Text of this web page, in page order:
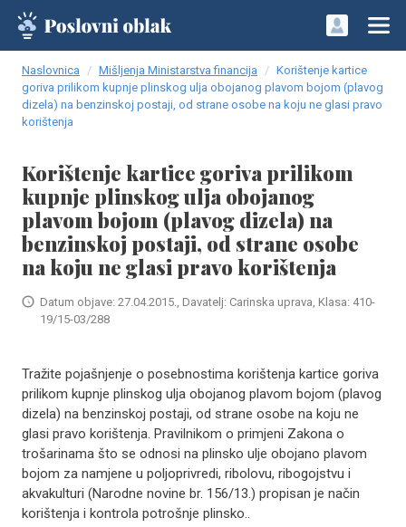
Naslovnica Mišljenja Ministarstva financija
Korištenje kartice
goriva prilikom kupnje plinskog ulja obojanog plavom bojom (plavog
dizela) na benzinskoj postaji, od strane osobe na koju ne glasi pravo
korištenja
Korištenje kartice goriva prilikom
kupnje plinskog ulja obojanog
plavom bojom (plavog dizela) na
benzinskoj postaji, od strane osobe
na koju ne glasi pravo korištenja
Datum objave: 27.04.2015., Davatelj: Carinska uprava, Klasa: 410-
19/15-03/288
Tražite pojašnjenje o posebnostima korištenja kartice goriva
prilikom kupnje plinskog ulja obojanog plavom bojom (plavog
dizela) na benzinskoj postaji, od strane osobe na koju ne
glasi pravo korištenja. Pravilnikom o primjeni Zakona o
trošarinama što se odnosi na plinsko ulje obojano plavom
bojom za namjene u poljoprivredi, ribolovu, ribogojstvu i
akvakulturi (Narodne novine br. 156/13.) propisan je način
korištenja i kontrola potrošnje plinsko..